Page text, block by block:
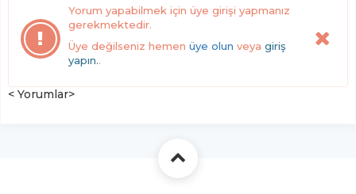
Yorum yapabilmek için üye girişi yapmanız
gerekmektedir.
Üye değilseniz hemen üye olun veya giriş
yapın..
< Yorumlar>